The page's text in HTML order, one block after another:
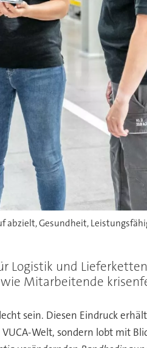
abzielt, Gesundheit,
Logistik und
Mitarbeitende
sein. Diesen Eindruck
Welt, sondern lobt mit